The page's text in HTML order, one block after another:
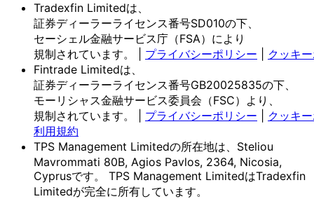
Tradexfin Limitedは、
証券ディーラーライセンス番号SD010の下、
セーシェル金融サービス庁 （FSA）により
規制されています。
プライバシーポリシー
クッキ
Fintrade Limitedは、
証券ディーラーライセンス番号GB20025835の下、
モーリシャス金融サービス委員会 （FSC）より、
規制されています。
プライバシーポリシー
クッキ
利用規約
TPS Management Limitedの所在地は、 Steliou
Mavrommati 80B, Agios Pavlos, 2364, Nicosia,
Cyprusです。
TPS Management LimitedはTradexfin
Limitedが完全に所有しています。